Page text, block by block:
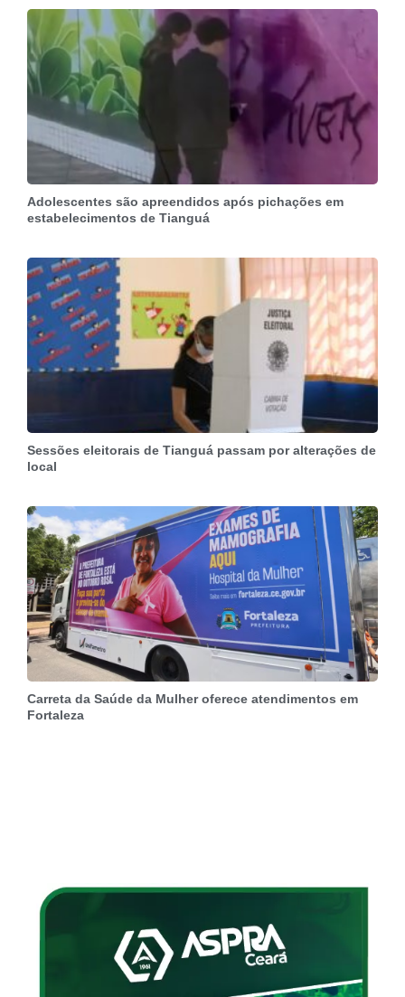
Adolescentes são apreendidos após pichações em
estabelecimentos de Tianguá
Sessões eleitorais de Tianguá passam por alterações de
local
Carreta da Saúde da Mulher oferece atendimentos em
Fortaleza